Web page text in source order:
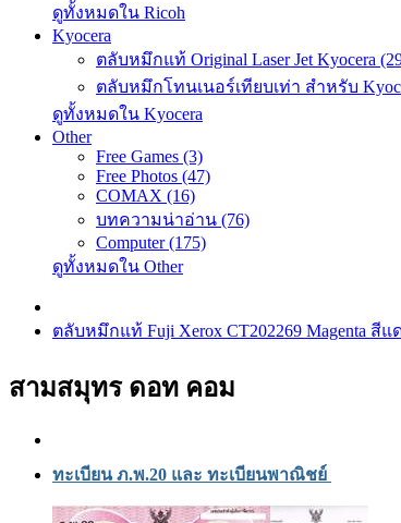
ดูทั้งหมดใน Ricoh
Kyocera
ตลับหมึกแท้ Original Laser Jet Kyocera
ตลับหมึกโทนเนอร์เทียบเท่า สำหรับ
ดูทั้งหมดใน Kyocera
Other
Free Games (3)
Free Photos (47)
COMAX (16)
บทความน่าอ่าน (76)
Computer (175)
ดูทั้งหมดใน Other
ตลับหมึกแท้ Fuji Xerox CT202269 Magenta สีแ
สามสมุทร ดอท คอม
ทะเบียน ภ.พ.20 และ ทะเบียนพาณิชย์